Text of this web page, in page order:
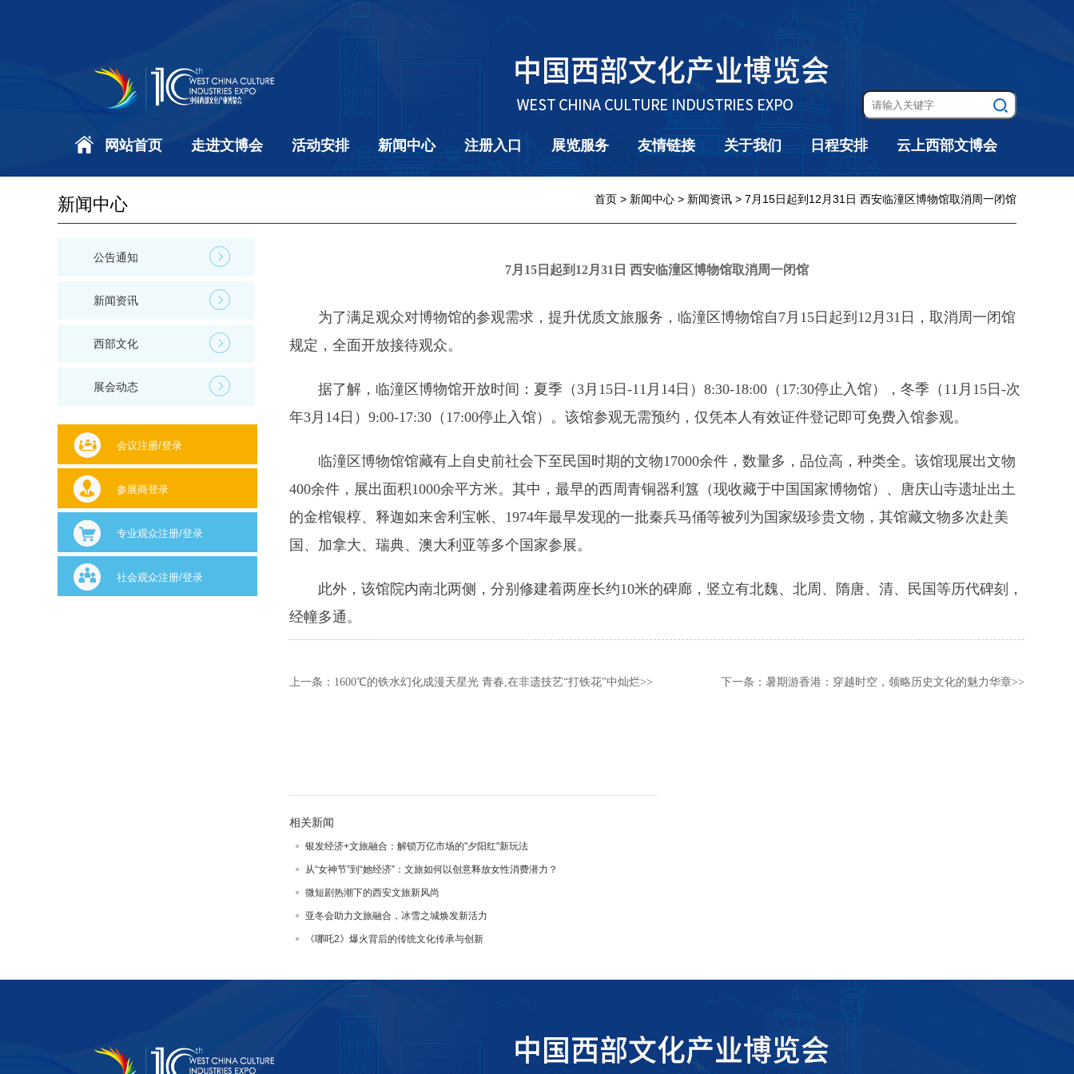
网站首页 走进文博会 活动安排 新闻中心 注册入口 展览服务 友情链接 关于我们 日程安排 云上西部文博会
新闻中心 首页 > 新闻中心 > 新闻资讯 > 7月15日起到12月31日 西安临潼区博物馆取消周一闭馆
公告通知
新闻资讯
西部文化
展会动态
会议注册/登录
参展商登录
专业观众注册/登录
社会观众注册/登录
7月15日起到12月31日 西安临潼区博物馆取消周一闭馆
为了满足观众对博物馆的参观需求，提升优质文旅服务，临潼区博物馆自7月15日起到12月31日，取消周一闭馆
规定，全面开放接待观众。
据了解，临潼区博物馆开放时间：夏季（3月15日-11月14日）8:30-18:00（17:30停止入馆），冬季（11月15日-次
年3月14日）9:00-17:30（17:00停止入馆）。该馆参观无需预约，仅凭本人有效证件登记即可免费入馆参观。
临潼区博物馆馆藏有上自史前社会下至民国时期的文物17000余件，数量多，品位高，种类全。该馆现展出文物
400余件，展出面积1000余平方米。其中，最早的西周青铜器利簋（现收藏于中国国家博物馆）、唐庆山寺遗址出土
的金棺银椁、释迦如来舍利宝帐、1974年最早发现的一批秦兵马俑等被列为国家级珍贵文物，其馆藏文物多次赴美
国、加拿大、瑞典、澳大利亚等多个国家参展。
此外，该馆院内南北两侧，分别修建着两座长约10米的碑廊，竖立有北魏、北周、隋唐、清、民国等历代碑刻，
经幢多通。
上一条： 1600℃的铁水幻化成漫天星光 青春,在非遗技艺“打铁花”中灿烂>> 下一条： 暑期游香港：穿越时空，领略历史文化的魅力华章>>
相关新闻
银发经济+文旅融合：解锁万亿市场的"夕阳红"新玩法
从“女神节”到“她经济”：文旅如何以创意释放女性消费潜力？
微短剧热潮下的西安文旅新风尚
亚冬会助力文旅融合，冰雪之城焕发新活力
《哪吒2》爆火背后的传统文化传承与创新